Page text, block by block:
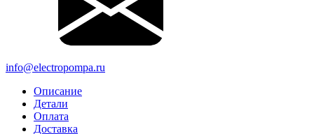
info@electropompa.ru
Описание
Детали
Оплата
Доставка